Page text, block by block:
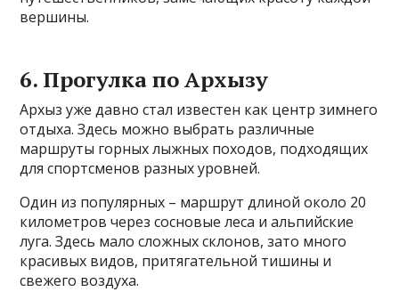
вершины.
6. Прогулка по Архызу
Архыз уже давно стал известен как центр зимнего
отдыха. Здесь можно выбрать различные
маршруты горных лыжных походов, подходящих
для спортсменов разных уровней.
Один из популярных – маршрут длиной около 20
километров через сосновые леса и альпийские
луга. Здесь мало сложных склонов, зато много
красивых видов, притягательной тишины и
свежего воздуха.